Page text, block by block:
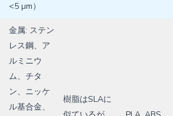
<5 µm）
金属: ステン
レス鋼、ア
ルミニウ
ム、チタ
ン、ニッケ
ル基合金、
樹脂はSLAに